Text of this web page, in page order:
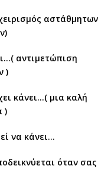
αστάθμητων
αντιμετώπιση
)
κάνει…( μια καλή
)
να κάνει…
όταν σας